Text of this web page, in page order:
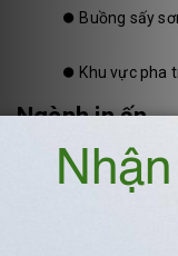
⏺️ Buồng sấy
⏺️ Khu vực pha
Ngành in ấn
Ứng dụng cho:
Máy in